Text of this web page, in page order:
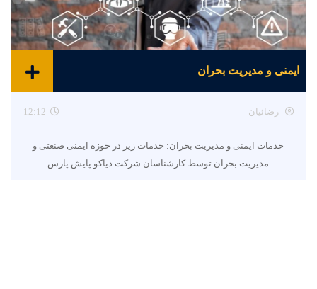
ایمنی و مدیریت بحران
رضائیان 12:12
خدمات ایمنی و مدیریت بحران: خدمات زیر در حوزه ایمنی صنعتی و
مدیریت بحران توسط کارشناسان شرکت دیاکو پایش پارس